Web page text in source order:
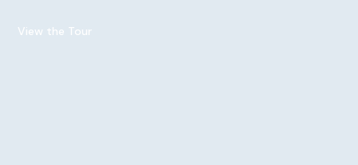
View the Tour